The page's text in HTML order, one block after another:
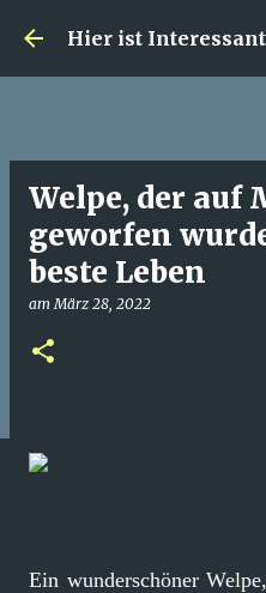
Direkt zum
Hier ist Interessant
Welpe, der auf
geworfen
beste Leben
amMärz 28, 2022
Ein wunderschöner